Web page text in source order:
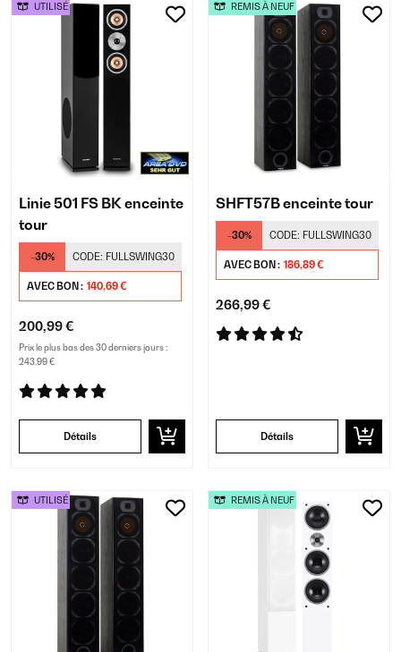
Linie 501 FS BK enceinte
tour
-30% CODE: FULLSWING30
AVEC BON : 140,69 €
200,99 €
Prix le plus bas des 30 derniers jours :
243,99 €
Détails
UTILISÉ
SHFT57B enceinte tour
-30% CODE: FULLSWING30
AVEC BON : 186,89 €
266,99 €
Détails
REMIS À NEUF
UTILISÉ REMIS À NEUF